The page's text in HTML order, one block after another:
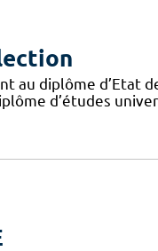
au diplôme
d’études